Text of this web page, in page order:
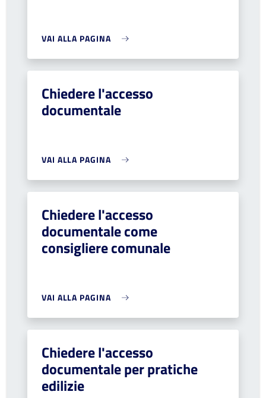
VAI ALLA PAGINA
Chiedere l'accesso
documentale
VAI ALLA PAGINA
Chiedere l'accesso
documentale come
consigliere comunale
VAI ALLA PAGINA
Chiedere l'accesso
documentale per pratiche
edilizie